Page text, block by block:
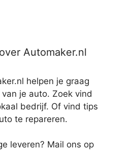
Automaker.nl
helpen je graag
je auto. Zoek vind
bedrijf. Of vind tips
te repareren.
leveren? Mail ons op